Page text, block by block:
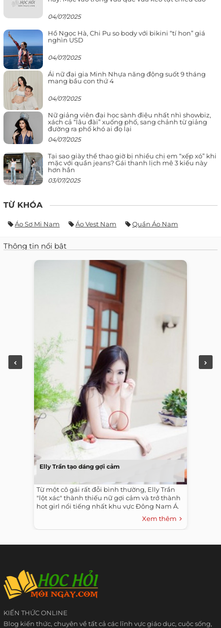
04/07/2025
Hồ Ngọc Hà, Chi Pu so body với bikini “tí hon” giá
nghìn USD
04/07/2025
Ái nữ đại gia Minh Nhựa năng động suốt 9 tháng
mang bầu con thứ 4
04/07/2025
Nữ giảng viên đại học sành điệu nhất nhì showbiz,
xách cả “lâu đài” xuống phố, sang chảnh từ giảng
đường ra phố khó ai đọ lại
04/07/2025
Tại sao giày thể thao giờ bị nhiều chị em “xếp xó” khi
mặc với quần jeans? Gái thanh lịch mê 3 kiểu này
hơn hẳn
03/07/2025
TỪ KHÓA
Áo Sơ Mi Nam Áo Vest Nam Quần Áo Nam
Thông tin nổi bật
Elly Trần tạo dáng gợi cảm
Từ một cô gái rất đỗi bình thường, Elly Trần
"lột xác" thành thiếu nữ gợi cảm và trở thành
hot girl nổi tiếng nhất khu vực Đông Nam Á.
Xem thêm
KIẾN THỨC ONLINE
Blog kiến thức, chuyên về tất cả các lĩnh vực giáo dục, cuộc sống,